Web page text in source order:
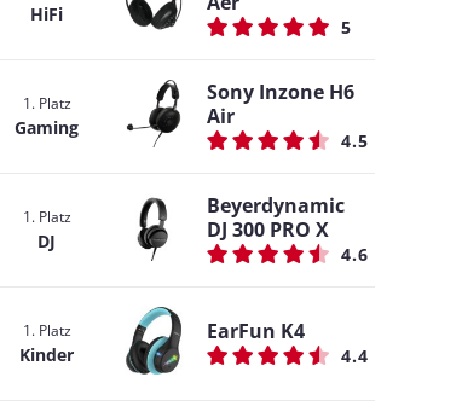
HiFi
5
1. Platz
Gaming
Sony Inzone H6
Air
4.5
1. Platz
DJ
Beyerdynamic
DJ 300 PRO X
4.6
1. Platz
Kinder
EarFun K4
4.4